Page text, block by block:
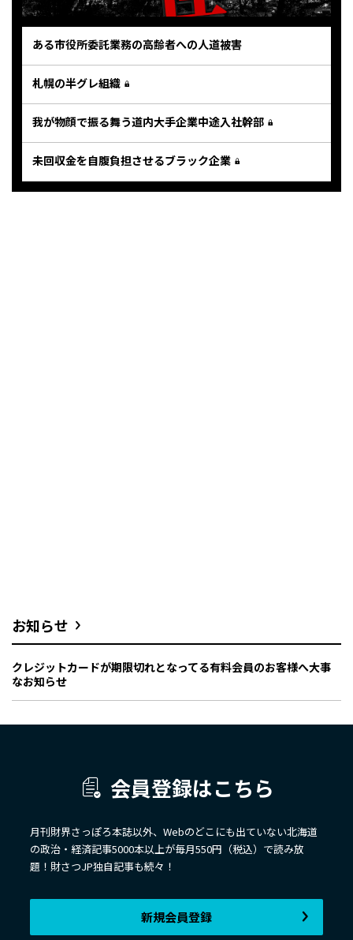
ある市役所委託業務の高齢者への人道被害
札幌の半グレ組織
我が物顔で振る舞う道内大手企業中途入社幹部
未回収金を自腹負担させるブラック企業
お知らせ
クレジットカードが期限切れとなってる有料会員のお客様へ大事
なお知らせ
会員登録はこちら
月刊財界さっぽろ本誌以外、Webのどこにも出ていない北海道
の政治・経済記事5000本以上が毎月550円（税込）で読み放
題！財さつJP独自記事も続々！
新規会員登録